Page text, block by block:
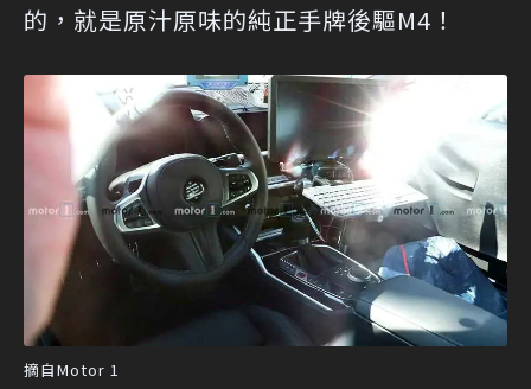
的，就是原汁原味的純正手牌後驅M4！
摘自Motor 1